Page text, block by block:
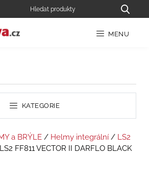
MENU
KATEGORIE
a BRÝLE / Helmy integrální / LS2
FF811 VECTOR II DARFLO BLACK